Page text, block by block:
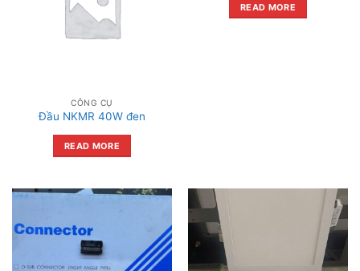
CÔNG CỤ
Đầu NKMR 40W đen
READ MORE
READ MORE